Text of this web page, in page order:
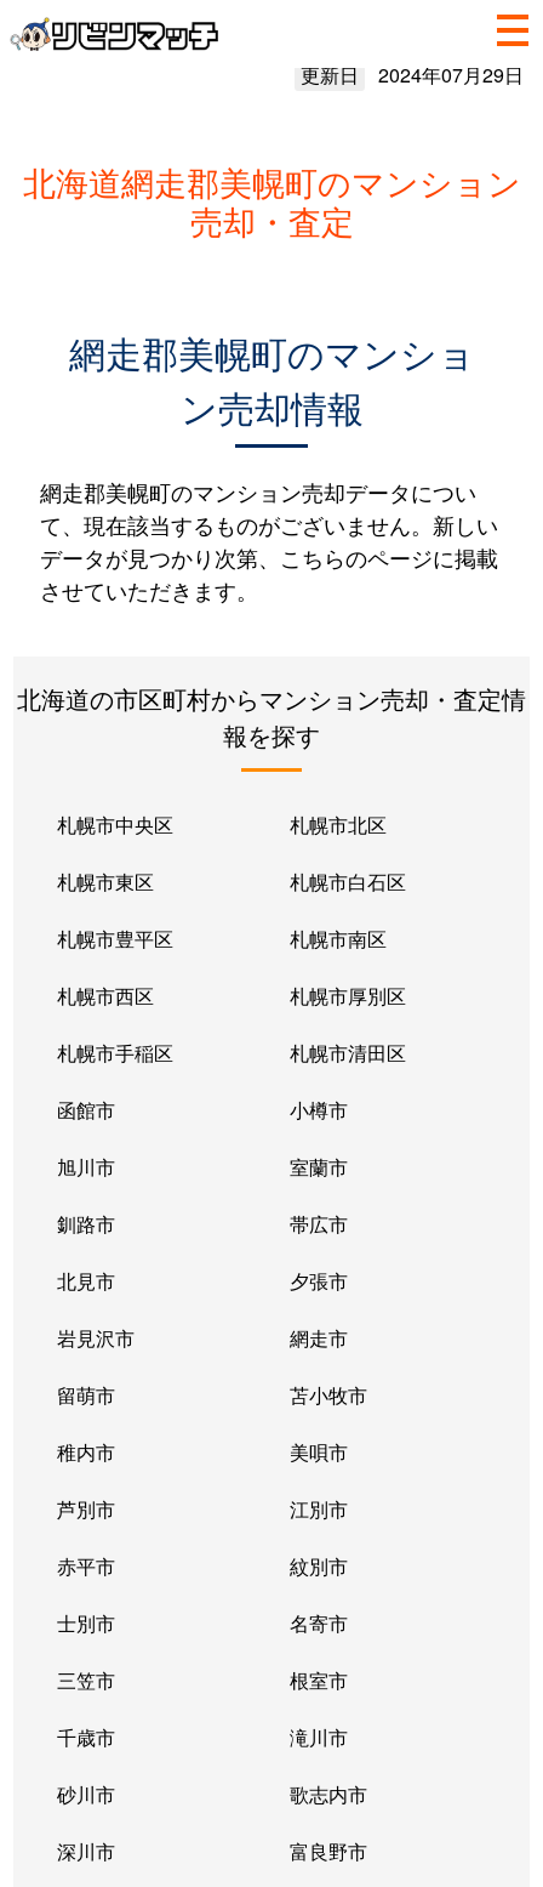
更新日 2024年07月29日
北海道網走郡美幌町のマンション
売却・査定
網走郡美幌町のマンショ
ン売却情報
網走郡美幌町のマンション売却データについ
て、現在該当するものがございません。新しい
データが見つかり次第、こちらのページに掲載
させていただきます。
北海道の市区町村からマンション売却・査定情
報を探す
札幌市中央区 札幌市北区
札幌市東区 札幌市白石区
札幌市豊平区 札幌市南区
札幌市西区 札幌市厚別区
札幌市手稲区 札幌市清田区
函館市 小樽市
旭川市 室蘭市
釧路市 帯広市
北見市 夕張市
岩見沢市 網走市
留萌市 苫小牧市
稚内市 美唄市
芦別市 江別市
赤平市 紋別市
士別市 名寄市
三笠市 根室市
千歳市 滝川市
砂川市 歌志内市
深川市 富良野市